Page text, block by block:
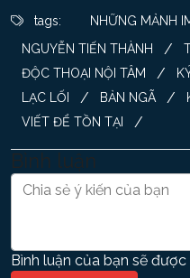
tags: NHỮNG MẢNH
NGUYỄN TIẾN THÀNH /
ĐỘC THOẠI NỘI TÂM /
LẠC LỐI / BẢN NGÃ /
VIẾT ĐỂ TỒN TẠI /
Bình luận
Bình luận của bạn sẽ